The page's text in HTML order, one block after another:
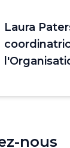
Laura
nous